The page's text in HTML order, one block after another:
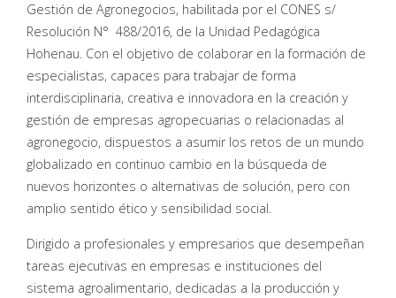
Gestión de Agronegocios, habilitada por el CONES s/
Resolución N° 488/2016, de la Unidad Pedagógica
Hohenau. Con el objetivo de colaborar en la formación de
especialistas, capaces para trabajar de forma
interdisciplinaria, creativa e innovadora en la creación y
gestión de empresas agropecuarias o relacionadas al
agronegocio, dispuestos a asumir los retos de un mundo
globalizado en continuo cambio en la búsqueda de
nuevos horizontes o alternativas de solución, pero con
amplio sentido ético y sensibilidad social.
Dirigido a profesionales y empresarios que desempeñan
tareas ejecutivas en empresas e instituciones del
sistema agroalimentario, dedicadas a la producción y